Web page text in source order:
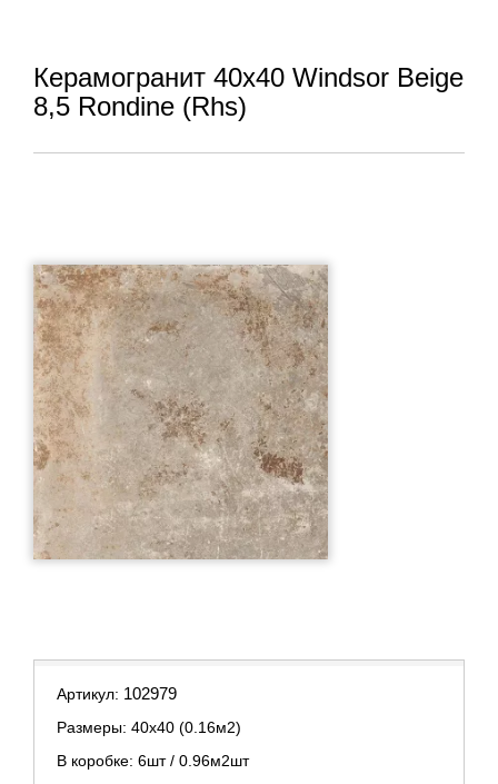
Керамогранит 40x40 Windsor Beige
8,5 Rondine (Rhs)
Артикул: 102979
Размеры: 40х40 (0.16м2)
В коробке: 6шт / 0.96м2шт